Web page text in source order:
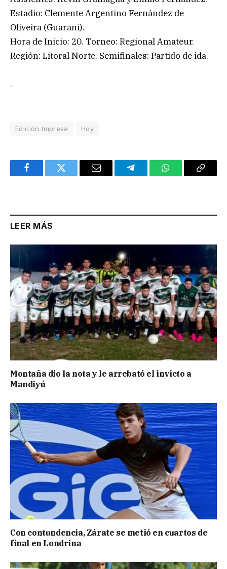
Estadio: Clemente Argentino Fernández de
Oliveira (Guaraní).
Hora de Inicio: 20. Torneo: Regional Amateur.
Región: Litoral Norte. Semifinales: Partido de ida.
.
Edición Impresa Hoy
FacebookTwitter Email TelegramWhatsAppCopy
LEER MÁS
Montaña dio la nota y le arrebató el invicto a
Mandiyú
Con contundencia, Zárate se metió en cuartos de
final en Londrina